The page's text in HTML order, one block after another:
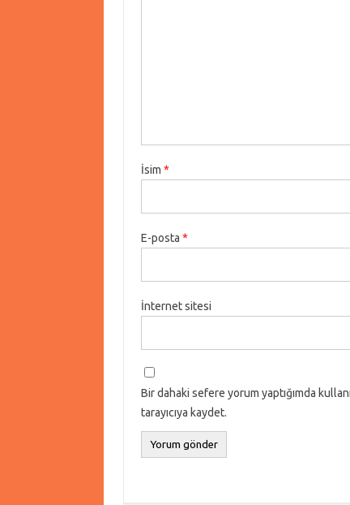
İsim *
E-posta *
İnternet sitesi
Bir dahaki sefere yorum yaptığımda
tarayıcıya kaydet.